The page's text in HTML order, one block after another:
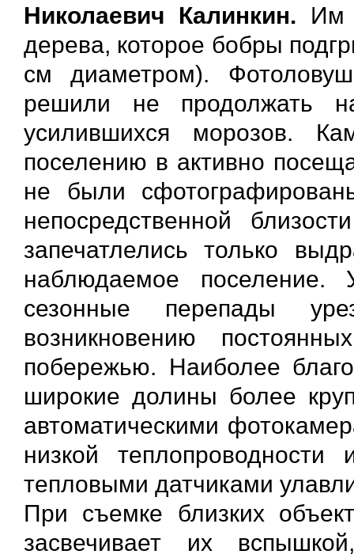
Николаевич Калинкин. Им
дерева, которое бобры
см диаметром).
решили не продолжать
усилившихся морозов.
поселению в активно
не были
непосредственной
запечатлелись только
наблюдаемое поселение.
сезонные перепады
возникновению
побережью. Наиболее
широкие долины более
автоматическими
низкой
тепловыми датчиками
При съемке близких
засвечивает их